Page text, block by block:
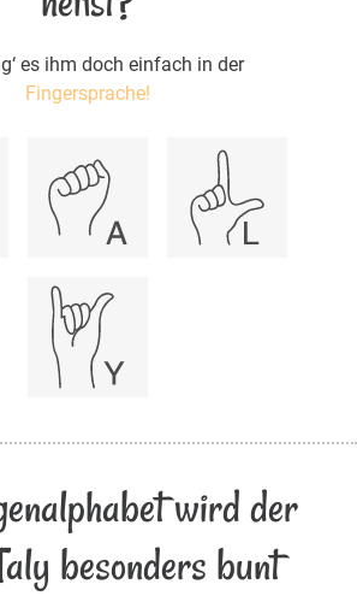
es ihm doch einfach in der
Fingersprache!
wird der
besonders bunt